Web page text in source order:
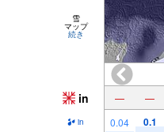
雪
マップ
続き
in — —
in 0.04 0.1